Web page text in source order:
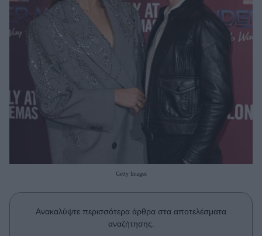
Fitness
Woman Power
Parenting
Working Girl
Real Women
Πρόσωπα
Συνεντεύξεις
True Stories
Ask the Guru
Getty Images
Ανακαλύψτε περισσότερα άρθρα στα αποτελέσματα
αναζήτησης.